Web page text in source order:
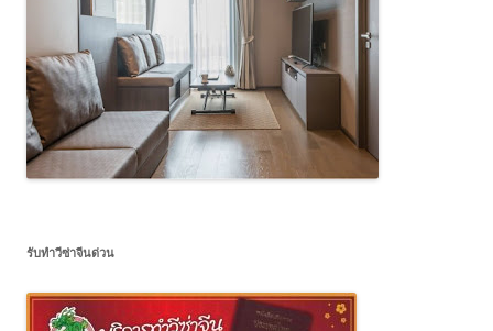
รับทำวีซ่าจีนด่วน